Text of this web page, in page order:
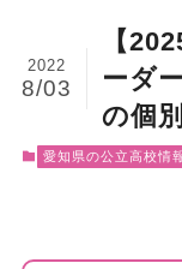
【
ーダ
の個
2022
8/03
愛知県の公立高校情